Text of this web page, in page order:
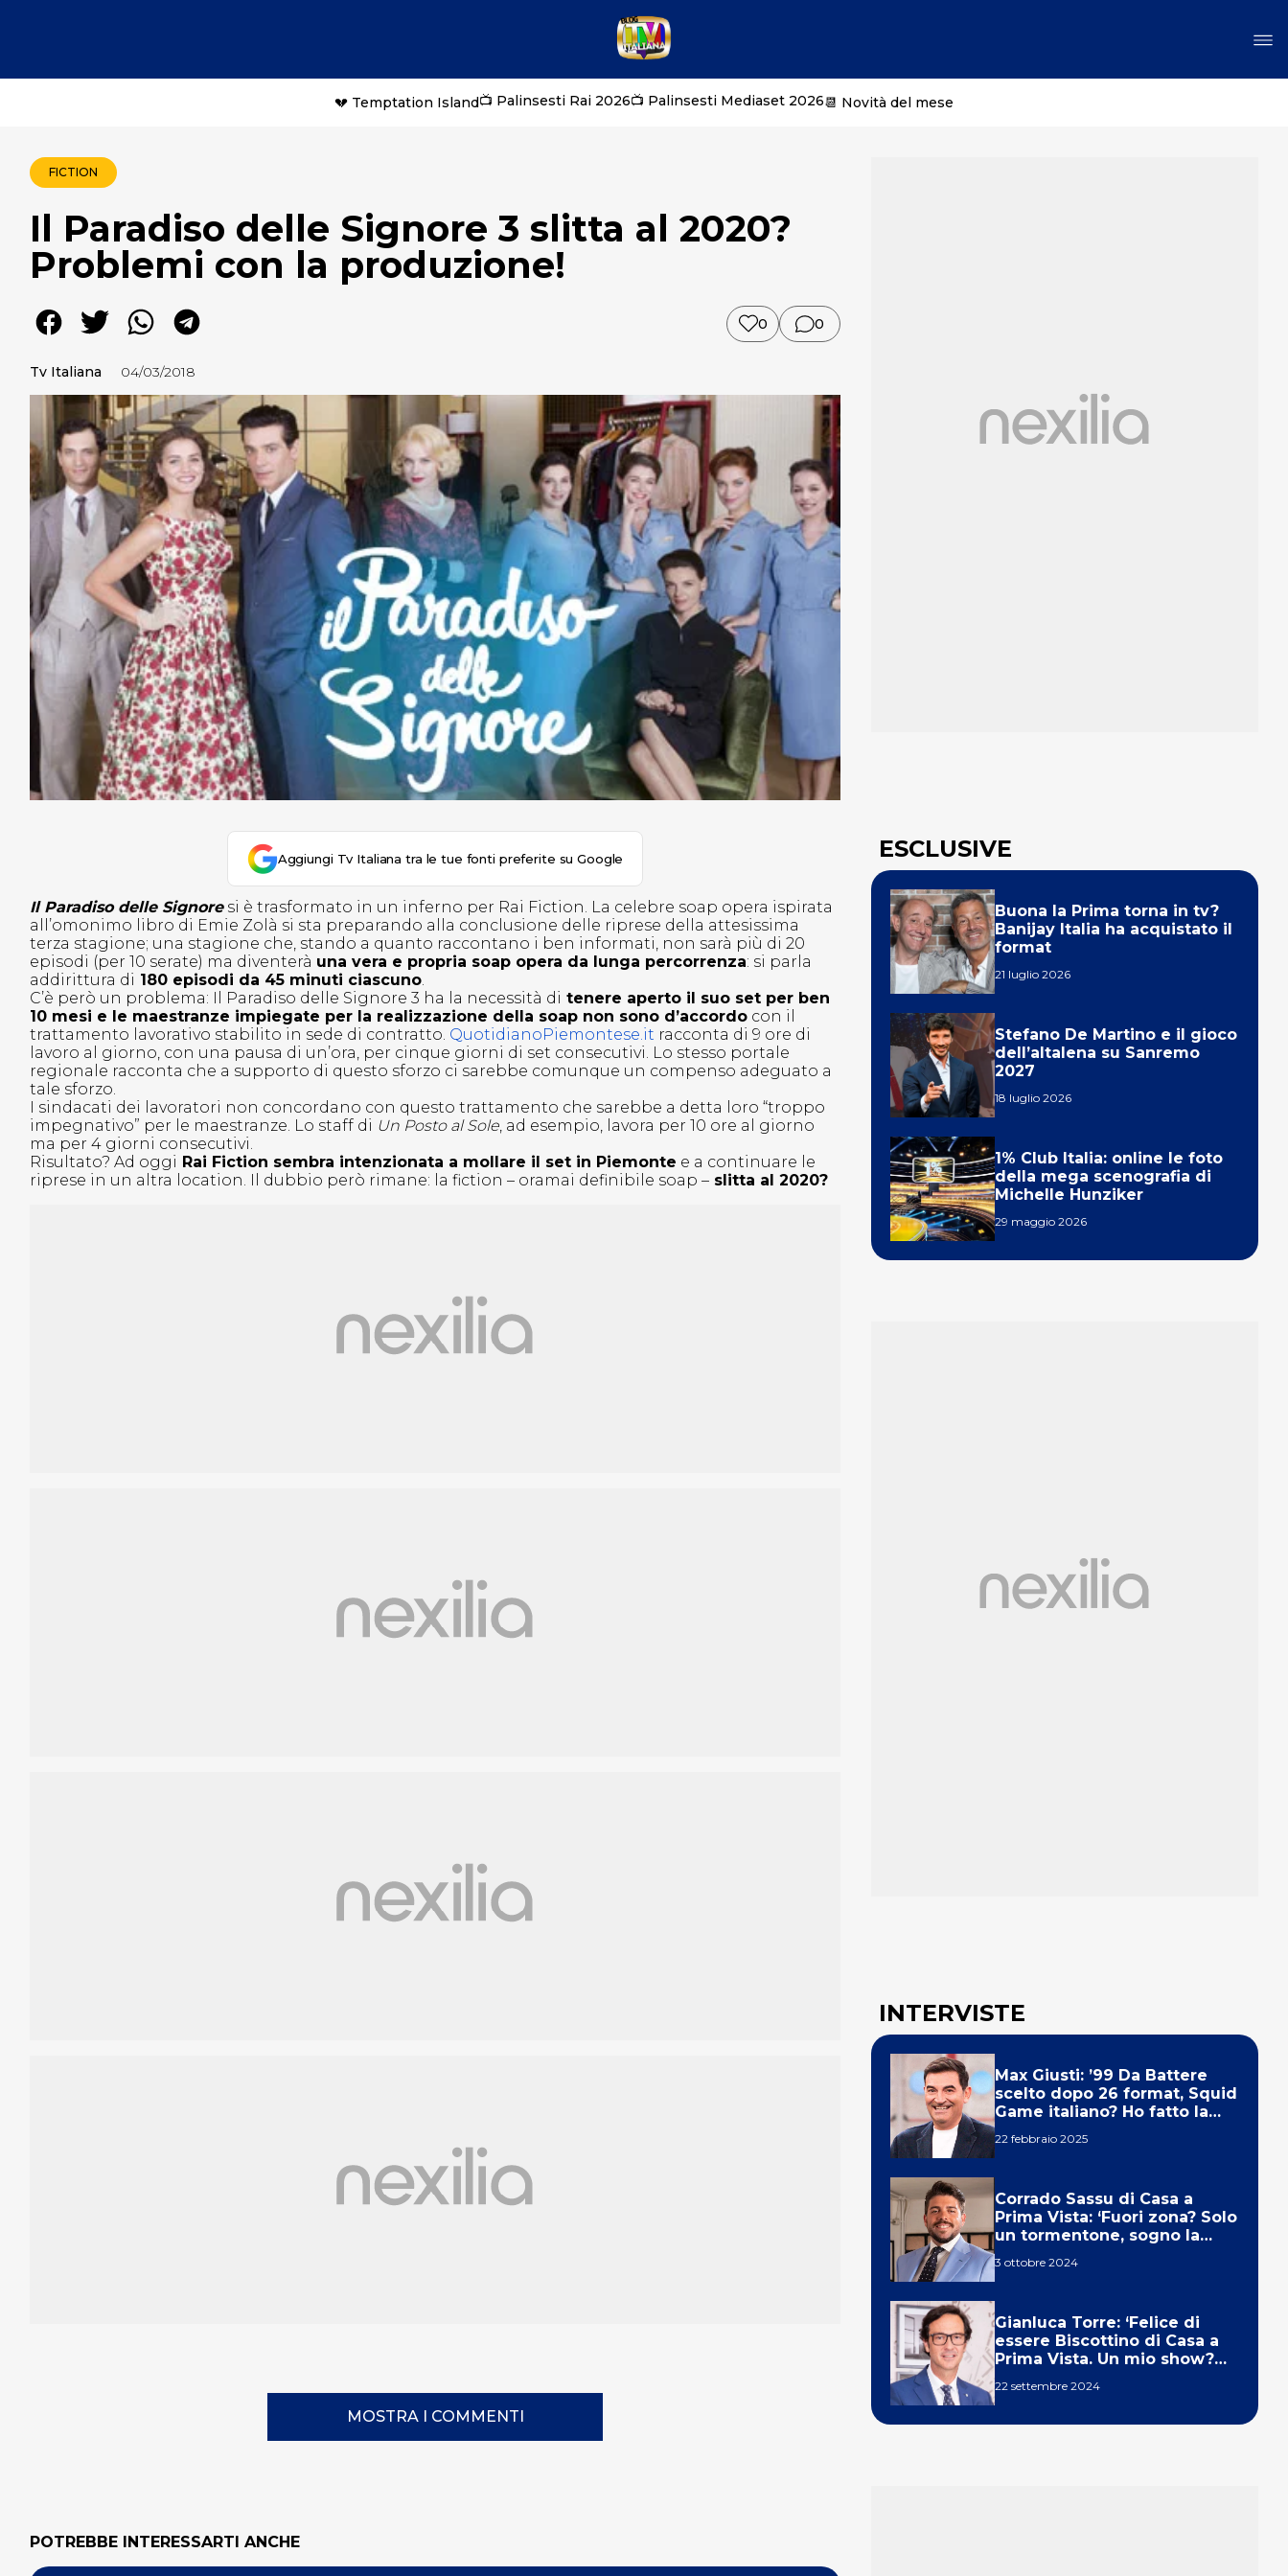
💔 Temptation Island📺 Palinsesti Rai 2026📺 Palinsesti Mediaset 2026📆 Novità del mese
FICTION
Il Paradiso delle Signore 3 slitta al 2020?
Problemi con la produzione!
0 0
Tv Italiana 04/03/2018
Aggiungi Tv Italiana tra le tue fonti preferite su Google
Il Paradiso delle Signoresi è trasformato in un inferno per Rai Fiction. La celebre soap opera ispirata
all’omonimo libro di Emie Zolà si sta preparando alla conclusione delle riprese della attesissima
terza stagione; una stagione che, stando a quanto raccontano i ben informati, non sarà più di 20
episodi (per 10 serate) ma diventerà una vera e propria soap opera da lunga percorrenza: si parla
addirittura di 180 episodi da 45 minuti ciascuno.
C’è però un problema: Il Paradiso delle Signore 3 ha la necessità di tenere aperto il suo set per ben
10 mesi e le maestranze impiegate per la realizzazione della soap non sono d’accordo con il
trattamento lavorativo stabilito in sede di contratto. QuotidianoPiemontese.it racconta di 9 ore di
lavoro al giorno, con una pausa di un’ora, per cinque giorni di set consecutivi. Lo stesso portale
regionale racconta che a supporto di questo sforzo ci sarebbe comunque un compenso adeguato a
tale sforzo.
I sindacati dei lavoratori non concordano con questo trattamento che sarebbe a detta loro “troppo
impegnativo” per le maestranze. Lo staff di Un Posto al Sole, ad esempio, lavora per 10 ore al giorno
ma per 4 giorni consecutivi.
Risultato? Ad oggi Rai Fiction sembra intenzionata a mollare il set in Piemonte e a continuare le
riprese in un altra location. Il dubbio però rimane: la fiction – oramai definibile soap – slitta al 2020?
MOSTRA I COMMENTI
POTREBBE INTERESSARTI ANCHE
ESCLUSIVE
Buona la Prima torna in tv?
Banijay Italia ha acquistato il
format
21 luglio 2026
Stefano De Martino e il gioco
dell’altalena su Sanremo
2027
18 luglio 2026
1% Club Italia: online le foto
della mega scenografia di
Michelle Hunziker
29 maggio 2026
INTERVISTE
Max Giusti: ’99 Da Battere
scelto dopo 26 format, Squid
Game italiano? Ho fatto la
22 febbraio 2025
Corrado Sassu di Casa a
Prima Vista: ‘Fuori zona? Solo
un tormentone, sogno la
3 ottobre 2024
Gianluca Torre: ‘Felice di
essere Biscottino di Casa a
Prima Vista. Un mio show?
22 settembre 2024